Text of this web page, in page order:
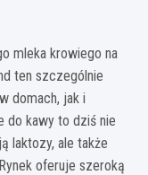
mleka krowiego na
ten szczególnie
domach, jak i
do kawy to dziś nie
laktozy, ale także
oferuje szeroką